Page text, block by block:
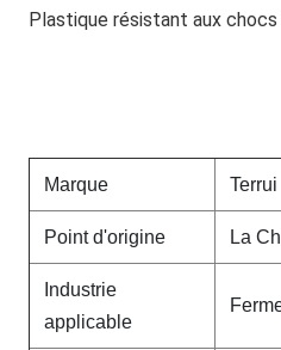
Plastique résistant aux
Marque Terrui
Point d'origine La
Industrie
applicable